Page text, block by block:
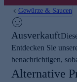
Gewürze & Saucen
Ausverkauft
Entdecken Sie
benachrichtigen,
Alternative